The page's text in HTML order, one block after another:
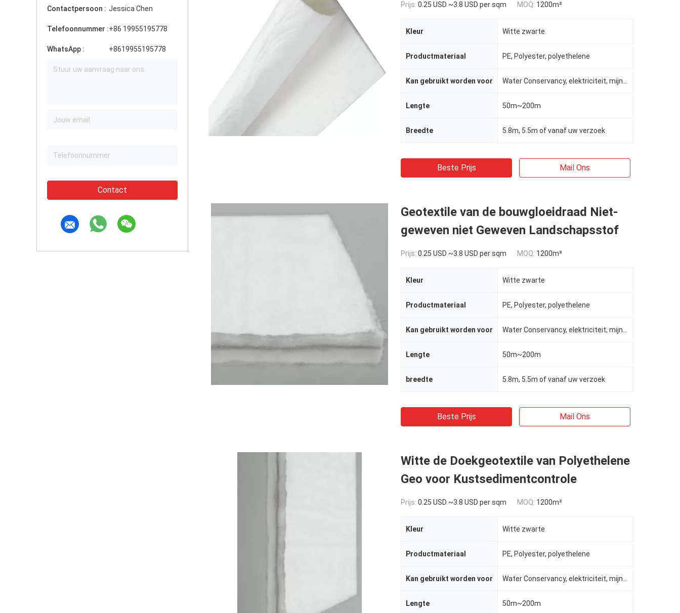
Contactpersoon : Jessica Chen
Telefoonnummer :+86 19955195778
WhatsApp : +8619955195778
Contact
Prijs: 0.25 USD ~3.8 USD per sqm MOQ: 1200m²
Kleur Witte zwarte
Productmateriaal PE, Polyester, polyethelene
Kan gebruikt worden voor
Lengte 50m~200m
Breedte 5.8m, 5.5m of vanaf uw verzoek
Beste Prijs Mail Ons
Geotextile van de bouwgloeidraad Niet-
geweven niet Geweven Landschapsstof
Prijs: 0.25 USD ~3.8 USD per sqm MOQ: 1200m²
Kleur Witte zwarte
Productmateriaal PE, Polyester, polyethelene
Kan gebruikt worden voor
Lengte 50m~200m
breedte 5.8m, 5.5m of vanaf uw verzoek
Beste Prijs Mail Ons
Witte de Doekgeotextile van Polyethelene
Geo voor Kustsedimentcontrole
Prijs: 0.25 USD ~3.8 USD per sqm MOQ: 1200m²
Kleur Witte zwarte
Productmateriaal PE, Polyester, polyethelene
Kan gebruikt worden voor
Lengte 50m~200m